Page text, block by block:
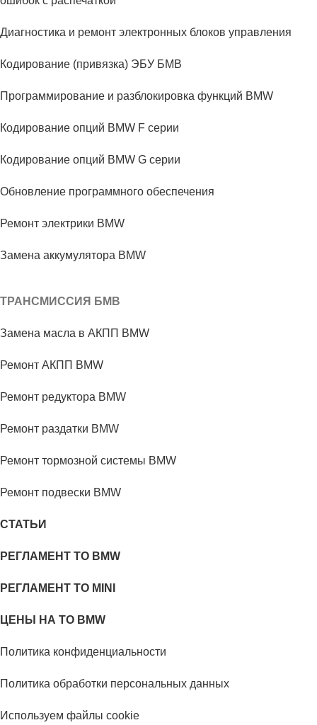
Диагностика и ремонт электронных блоков управления
Кодирование (привязка) ЭБУ БМВ
Программирование и разблокировка функций BMW
Кодирование опций BMW F серии
Кодирование опций BMW G серии
Обновление программного обеспечения
Ремонт электрики BMW
Замена аккумулятора BMW
ТРАНСМИССИЯ БМВ
Замена масла в АКПП BMW
Ремонт АКПП BMW
Ремонт редуктора BMW
Ремонт раздатки BMW
Ремонт тормозной системы BMW
Ремонт подвески BMW
СТАТЬИ
РЕГЛАМЕНТ ТО BMW
РЕГЛАМЕНТ ТО MINI
ЦЕНЫ НА ТО BMW
Политика конфиденциальности
Политика обработки персональных данных
Используем файлы cookie